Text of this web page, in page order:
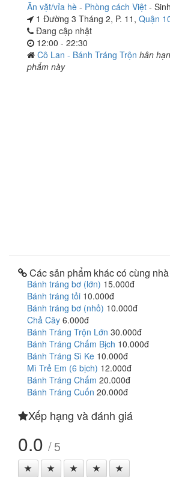
Ăn vặt/vỉa hè - Phòng cách Việt -
1 Đường 3 Tháng 2, P. 11, Quận
Đang cập nhật
12:00 - 22:30
Cô Lan - Bánh Tráng Trộn hân
phẩm này
Các sản phẩm khác có cùng
Bánh tráng bơ (lớn) 15.000đ
Bánh tráng tỏi 10.000đ
Bánh tráng bơ (nhỏ) 10.000đ
Chả Cây 6.000đ
Bánh Tráng Trộn Lớn 30.000đ
Bánh Tráng Chấm Bịch 10.000đ
Bánh Tráng Sì Ke 10.000đ
Mì Trẻ Em (6 bịch) 12.000đ
Bánh Tráng Chấm 20.000đ
Bánh Tráng Cuốn 20.000đ
Xếp hạng và đánh giá
0.0 / 5